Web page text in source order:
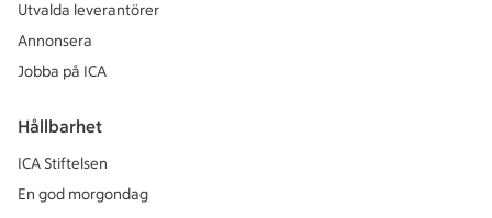
Utvalda leverantörer
Annonsera
Jobba på ICA
Hållbarhet
ICA Stiftelsen
En god morgondag